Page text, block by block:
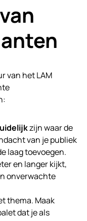
van het LAM
zijn waar de
van je publiek
laag toevoegen.
en langer kijkt,
onverwachte
thema. Maak
dat je als